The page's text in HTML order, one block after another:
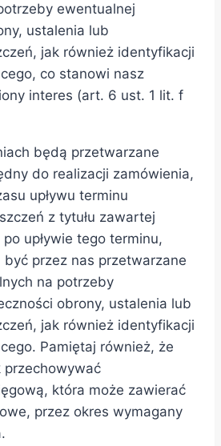
ewentualnej
ustalenia lub
jak również identyfikacji
co stanowi nasz
interes (art. 6 ust. 1 lit. f
będą przetwarzane
do realizacji zamówienia,
upływu terminu
z tytułu zawartej
upływie tego terminu,
przez nas przetwarzane
na potrzeby
obrony, ustalenia lub
jak również identyfikacji
Pamiętaj również, że
przechowywać
która może zawierać
przez okres wymagany